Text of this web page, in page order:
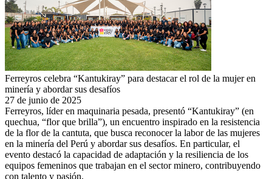
Ferreyros celebra “Kantukiray” para destacar el rol de la mujer en
minería y abordar sus desafíos
27 de junio de 2025
Ferreyros, líder en maquinaria pesada, presentó “Kantukiray” (en
quechua, “flor que brilla”), un encuentro inspirado en la resistencia
de la flor de la cantuta, que busca reconocer la labor de las mujeres
en la minería del Perú y abordar sus desafíos. En particular, el
evento destacó la capacidad de adaptación y la resiliencia de los
equipos femeninos que trabajan en el sector minero, contribuyendo
con talento y pasión.